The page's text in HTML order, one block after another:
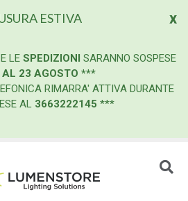
x
ESTIVA
LE SPEDIZIONI SARANNO SOSPESE
23 AGOSTO ***
RIMARRA' ATTIVA DURANTE
AL 3663222145 ***